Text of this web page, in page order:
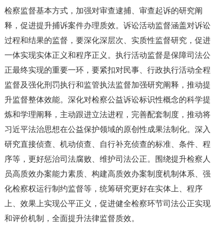
检察监督基本方式，加强对审查逮捕、审查起诉的研究阐
释，促进提升捕诉案件办理质效。诉讼活动监督涵盖对诉讼
过程和结果的监督，要深化深层次、实质性监督研究，促进
一体实现实体正义和程序正义。执行活动监督是保障司法公
正最终实现的重要一环，要紧扣对民事、行政执行活动全程
监督及强化刑罚执行和监管执法监督加强研究阐释，推动提
升监督整体效能。深化对检察公益诉讼标识性概念的科学提
炼和学理阐释，主动跟进立法进程，完善配套制度，推动将
习近平法治思想在公益保护领域的原创性成果法制化。深入
研究直接侦查、机动侦查、自行补充侦查的标准、条件、程
序等，更好惩治司法腐败、维护司法公正。围绕提升检察人
员高质效办案能力素质、构建高质效办案制度机制体系、强
化检察权运行制约监督等，统筹研究更好在实体上、程序
上、效果上实现公平正义，促进健全检察环节司法公正实现
和评价机制，全面提升法律监督质效。